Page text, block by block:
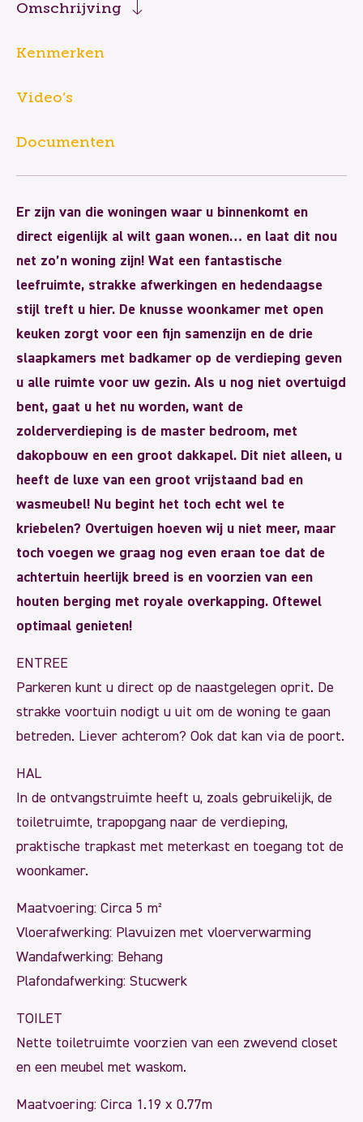
Omschrijving
Kenmerken
Video’s
Documenten
Er zijn van die woningen waar u binnenkomt en
direct eigenlijk al wilt gaan wonen… en laat dit nou
net zo’n woning zijn! Wat een fantastische
leefruimte, strakke afwerkingen en hedendaagse
stijl treft u hier. De knusse woonkamer met open
keuken zorgt voor een fijn samenzijn en de drie
slaapkamers met badkamer op de verdieping geven
u alle ruimte voor uw gezin. Als u nog niet overtuigd
bent, gaat u het nu worden, want de
zolderverdieping is de master bedroom, met
dakopbouw en een groot dakkapel. Dit niet alleen, u
heeft de luxe van een groot vrijstaand bad en
wasmeubel! Nu begint het toch echt wel te
kriebelen? Overtuigen hoeven wij u niet meer, maar
toch voegen we graag nog even eraan toe dat de
achtertuin heerlijk breed is en voorzien van een
houten berging met royale overkapping. Oftewel
optimaal genieten!
ENTREE
Parkeren kunt u direct op de naastgelegen oprit. De
strakke voortuin nodigt u uit om de woning te gaan
betreden. Liever achterom? Ook dat kan via de poort.
HAL
In de ontvangstruimte heeft u, zoals gebruikelijk, de
toiletruimte, trapopgang naar de verdieping,
praktische trapkast met meterkast en toegang tot de
woonkamer.
Maatvoering: Circa 5 m²
Vloerafwerking: Plavuizen met vloerverwarming
Wandafwerking: Behang
Plafondafwerking: Stucwerk
TOILET
Nette toiletruimte voorzien van een zwevend closet
en een meubel met waskom.
Maatvoering: Circa 1.19 x 0.77m